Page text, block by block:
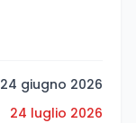
24 giugno 2026
24 luglio 2026